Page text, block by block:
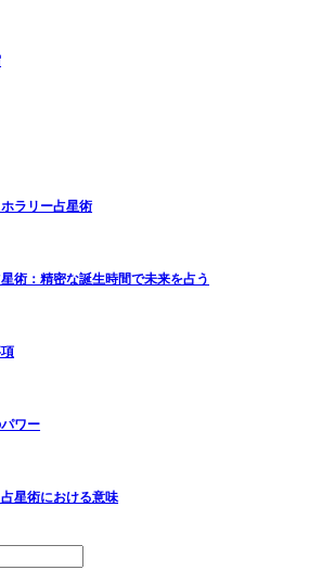
ラリー占星術
術：精密な誕生時間で未来を占う
ワー
星術における意味